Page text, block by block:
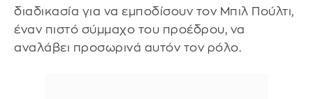
διαδικασία για να εμποδίσουν τον Μπιλ Πούλτι,
έναν πιστό σύμμαχο του προέδρου, να
αναλάβει προσωρινά αυτόν τον ρόλο.